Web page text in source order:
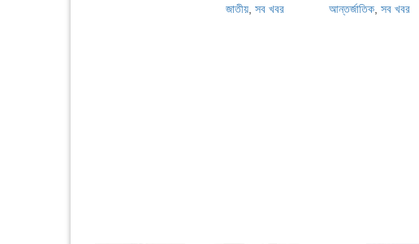
জাতীয়, সব খবর
আন্তর্জাতিক ,সব খবর